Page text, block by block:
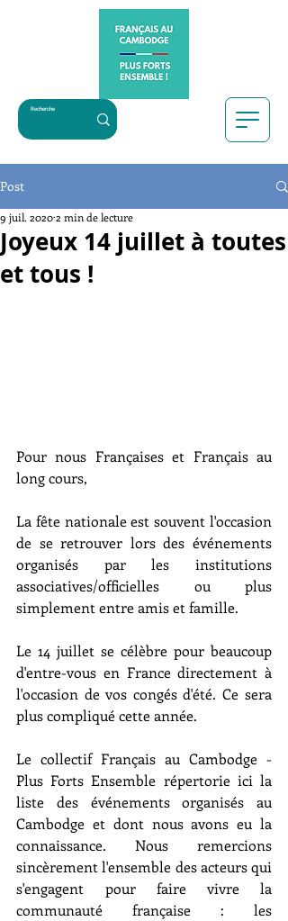
Post
Joyeux 14 juillet à toutes
et tous !
9 juil. 20202 min de lecture
Pour nous Françaises et Français au
long cours,
La fête nationale est souvent l'occasion
de se retrouver lors des événements
organisés par les institutions
associatives/officielles ou plus
simplement entre amis et famille.
Le 14 juillet se célèbre pour beaucoup
d'entre-vous en France directement à
l'occasion de vos congés d'été. Ce sera
plus compliqué cette année.
Le collectif Français au Cambodge -
Plus Forts Ensemble répertorie ici la
liste des événements organisés au
Cambodge et dont nous avons eu la
connaissance. Nous remercions
sincèrement l'ensemble des acteurs qui
s'engagent pour faire vivre la
communauté française : les